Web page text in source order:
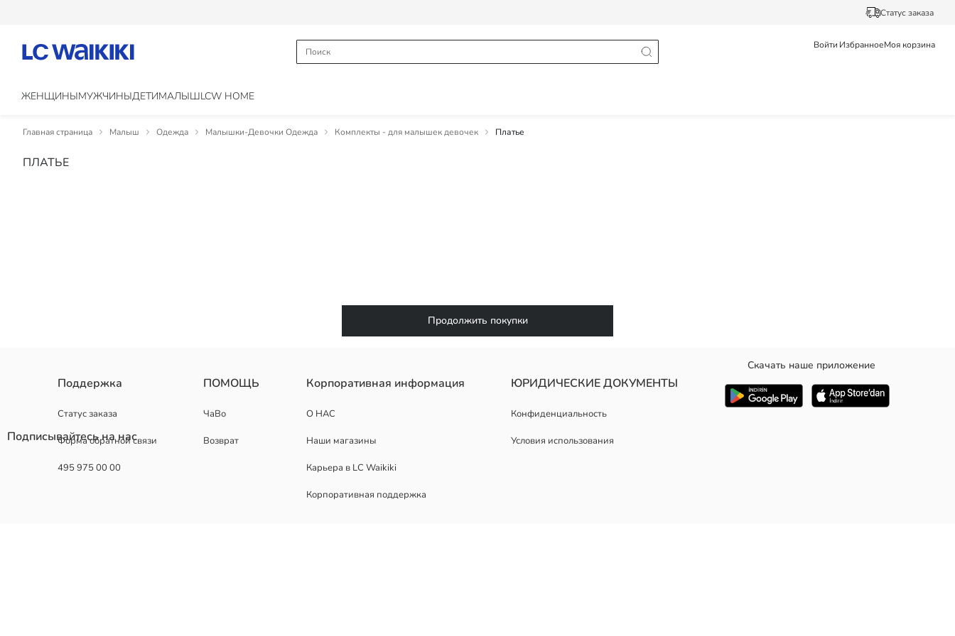
Статус заказа
Войти ИзбранноеМоя корзина
ЖЕНЩИНЫМУЖЧИНЫДЕТИМАЛЫШLCW HOME
Главная страница Малыш Одежда Малышки-Девочки Одежда Комплекты - для малышек девочек Платье
ПЛАТЬЕ
Продолжить покупки
Поддержка
Статус заказа
Форма обратной связи
495 975 00 00
ПОМОЩЬ
ЧаВо
Возврат
Корпоративная информация
О НАС
Наши магазины
Карьера в LC Waikiki
Корпоративная поддержка
ЮРИДИЧЕСКИЕ ДОКУМЕНТЫ
Конфиденциальность
Условия использования
Скачать наше приложение
Подписывайтесь на нас